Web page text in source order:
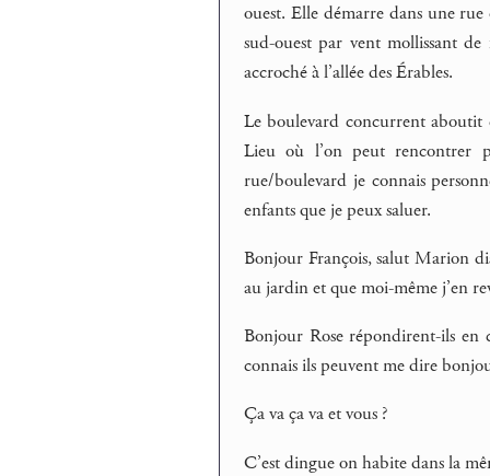
ouest. Elle démarre dans une
sud-ouest par vent mollissant
accroché à l’allée des Érables.
Le boulevard concurrent aboutit
Lieu où l’on peut rencontrer
rue/boulevard je connais
enfants que je peux saluer.
Bonjour François, salut Marion
au jardin et que moi-même j’en
Bonjour Rose répondirent-ils en
connais ils peuvent me dire
Ça va ça va et vous ?
C’est dingue on habite dans la